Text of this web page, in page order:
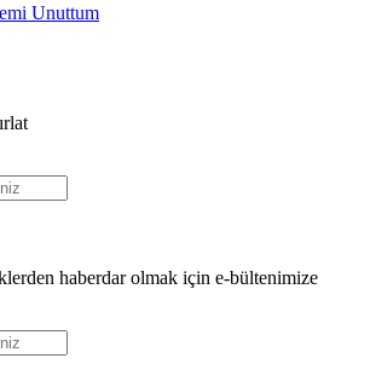
Unuttum
haberdar olmak için e-bültenimize